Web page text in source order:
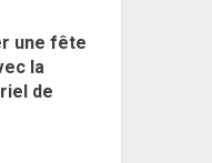
une fête
la
de